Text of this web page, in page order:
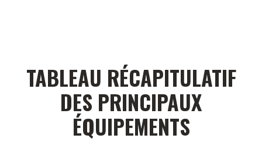
TABLEAU RÉCAPITULATIF
DES PRINCIPAUX
ÉQUIPEMENTS